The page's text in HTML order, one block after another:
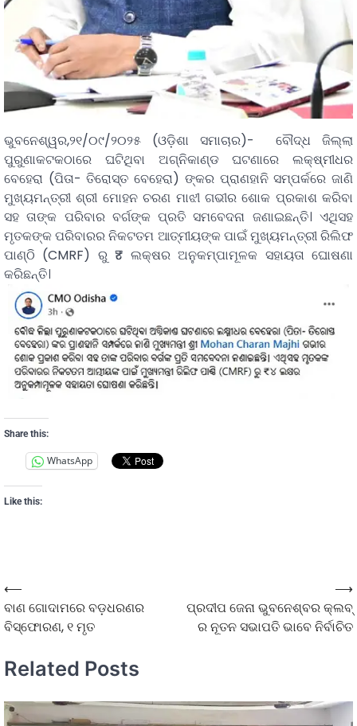
ଭୁବନେଶ୍ୱର,୨୧/୦୯/୨୦୨୫ (ଓଡ଼ିଶା ସମାଚାର)- ବୌଦ୍ଧ ଜିଲ୍ଲା
ପୁରୁଣାକଟକଠାରେ ଘଟିଥିବା ଅଗ୍ନିକାଣ୍ଡ ଘଟଣାରେ ଲକ୍ଷ୍ମୀଧର
ବେହେରା (ପିତା- ତିରୋସ୍ତ ବେହେରା) ଙ୍କର ପ୍ରାଣହାନି ସମ୍ପର୍କରେ ଜାଣି
ମୁଖ୍ୟମନ୍ତ୍ରୀ ଶ୍ରୀ ମୋହନ ଚରଣ ମାଝୀ ଗଭୀର ଶୋକ ପ୍ରକାଶ କରିବା
ସହ ତାଙ୍କ ପରିବାର ବର୍ଗଙ୍କ ପ୍ରତି ସମବେଦନା ଜଣାଇଛନ୍ତି। ଏଥିସହ
ମୃତକଙ୍କ ପରିବାରର ନିକଟତମ ଆତ୍ମୀୟଙ୍କ ପାଇଁ ମୁଖ୍ୟମନ୍ତ୍ରୀ ରିଲିଫ
ପାଣ୍ଠି (CMRF) ରୁ ₹୪ ଲକ୍ଷର ଅନୁକମ୍ପାମୂଳକ ସହାୟତା ଘୋଷଣା
କରିଛନ୍ତି।
Share this:
WhatsApp
Like this:
⟵
ବାଣ ଗୋଦାମରେ ବଡ଼ଧରଣର
ବିସ୍ଫୋରଣ, ୧ ମୃତ
ପ୍ରଦୀପ ଜେନା ଭୁବନେଶ୍ବର କ୍ଲବ୍
ର ନୂତନ ସଭାପତି ଭାବେ ନିର୍ବାଚିତ
⟶
Related Posts